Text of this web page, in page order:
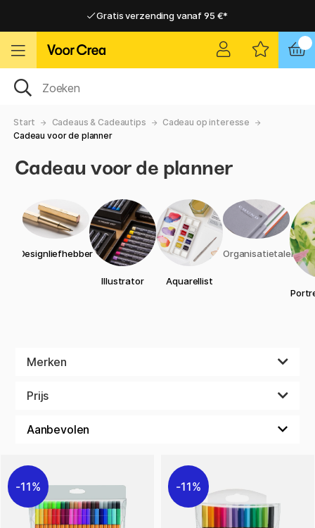
Gratis verzending vanaf 95 €*
Gratis verzending vanaf 95 €*
Start Cadeaus & Cadeautips
Cadeau op interesse
Cadeau voor de planner
Cadeau voor de planner
Designliefhebber
Illustrator Aquarellist
Organisatietalent
Merken
Prijs
11% 11%